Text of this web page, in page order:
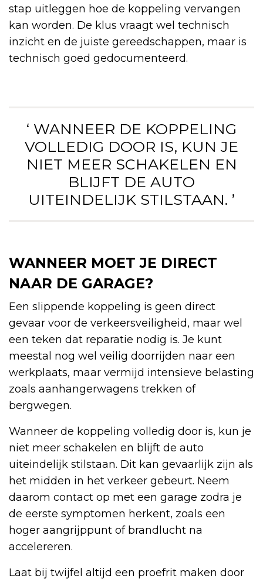
stap uitleggen hoe de koppeling vervangen
kan worden. De klus vraagt wel technisch
inzicht en de juiste gereedschappen, maar is
technisch goed gedocumenteerd.
‘ WANNEER DE KOPPELING
VOLLEDIG DOOR IS, KUN JE
NIET MEER SCHAKELEN EN
BLIJFT DE AUTO
UITEINDELIJK STILSTAAN. ’
WANNEER MOET JE DIRECT
NAAR DE GARAGE?
Een slippende koppeling is geen direct
gevaar voor de verkeersveiligheid, maar wel
een teken dat reparatie nodig is. Je kunt
meestal nog wel veilig doorrijden naar een
werkplaats, maar vermijd intensieve belasting
zoals aanhangerwagens trekken of
bergwegen.
Wanneer de koppeling volledig door is, kun je
niet meer schakelen en blijft de auto
uiteindelijk stilstaan. Dit kan gevaarlijk zijn als
het midden in het verkeer gebeurt. Neem
daarom contact op met een garage zodra je
de eerste symptomen herkent, zoals een
hoger aangrijppunt of brandlucht na
accelereren.
Laat bij twijfel altijd een proefrit maken door